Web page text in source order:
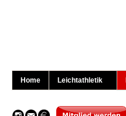
Home Leichtathletik